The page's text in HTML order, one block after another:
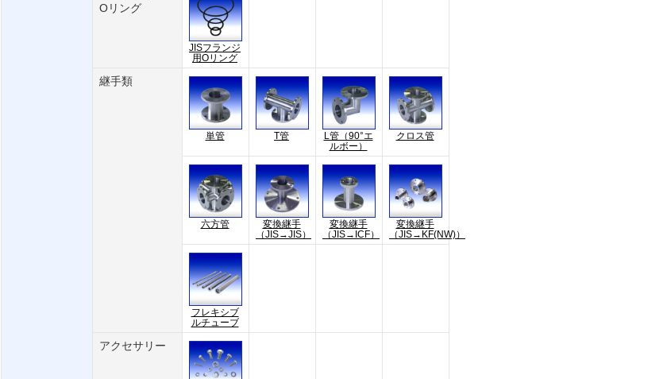
Oリング
JISフランジ
用Oリング
継手類
単管 T管
L管（90°エ
ルボー）
クロス管
六方管
変換継手
（JIS→JIS）
変換継手
（JIS→ICF）
変換継手
（JIS→KF(NW)）
フレキシブ
ルチューブ
アクセサリー